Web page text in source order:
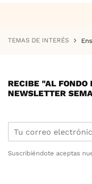
TEMAS DE INTERÉS
RECIBE "AL FONDO
NEWSLETTER
Suscribiéndote aceptas